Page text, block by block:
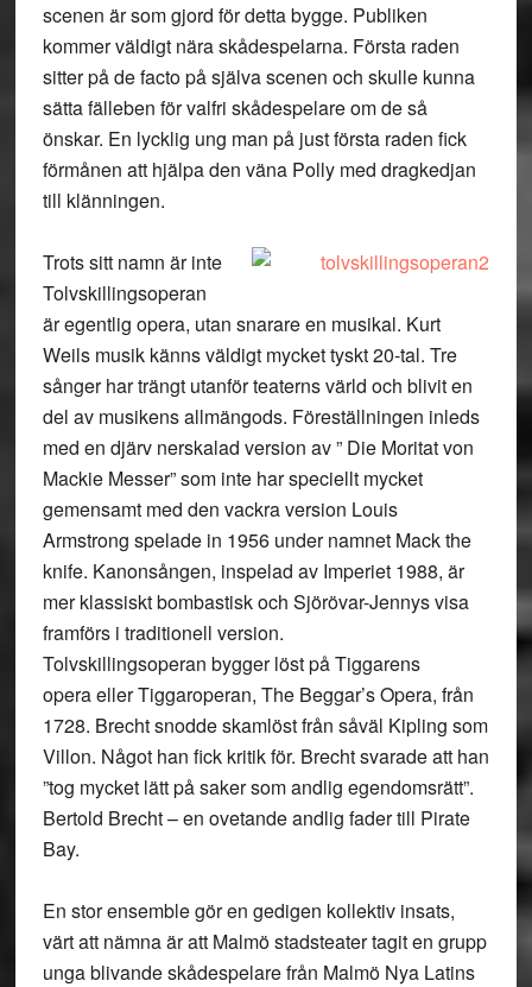
scenen är som gjord för detta bygge. Publiken
kommer väldigt nära skådespelarna. Första raden
sitter på de facto på själva scenen och skulle kunna
sätta fälleben för valfri skådespelare om de så
önskar. En lycklig ung man på just första raden fick
förmånen att hjälpa den väna Polly med dragkedjan
till klänningen.
Trots sitt namn är inte
Tolvskillingsoperan
är egentlig opera, utan snarare en musikal. Kurt
Weils musik känns väldigt mycket tyskt 20-tal. Tre
sånger har trängt utanför teaterns värld och blivit en
del av musikens allmängods. Föreställningen inleds
med en djärv nerskalad version av ” Die Moritat von
Mackie Messer” som inte har speciellt mycket
gemensamt med den vackra version Louis
Armstrong spelade in 1956 under namnet Mack the
knife. Kanonsången, inspelad av Imperiet 1988, är
mer klassiskt bombastisk och Sjörövar-Jennys visa
framförs i traditionell version.
Tolvskillingsoperan bygger löst på Tiggarens
opera eller Tiggaroperan, The Beggar’s Opera, från
1728. Brecht snodde skamlöst från såväl Kipling som
Villon. Något han fick kritik för. Brecht svarade att han
”tog mycket lätt på saker som andlig egendomsrätt”.
Bertold Brecht – en ovetande andlig fader till Pirate
Bay.
En stor ensemble gör en gedigen kollektiv insats,
värt att nämna är att Malmö stadsteater tagit en grupp
unga blivande skådespelare från Malmö Nya Latins